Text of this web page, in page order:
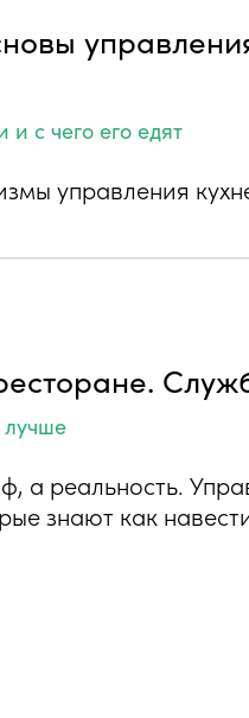
с чего его едят
управления
лучше
а реальность.
знают как